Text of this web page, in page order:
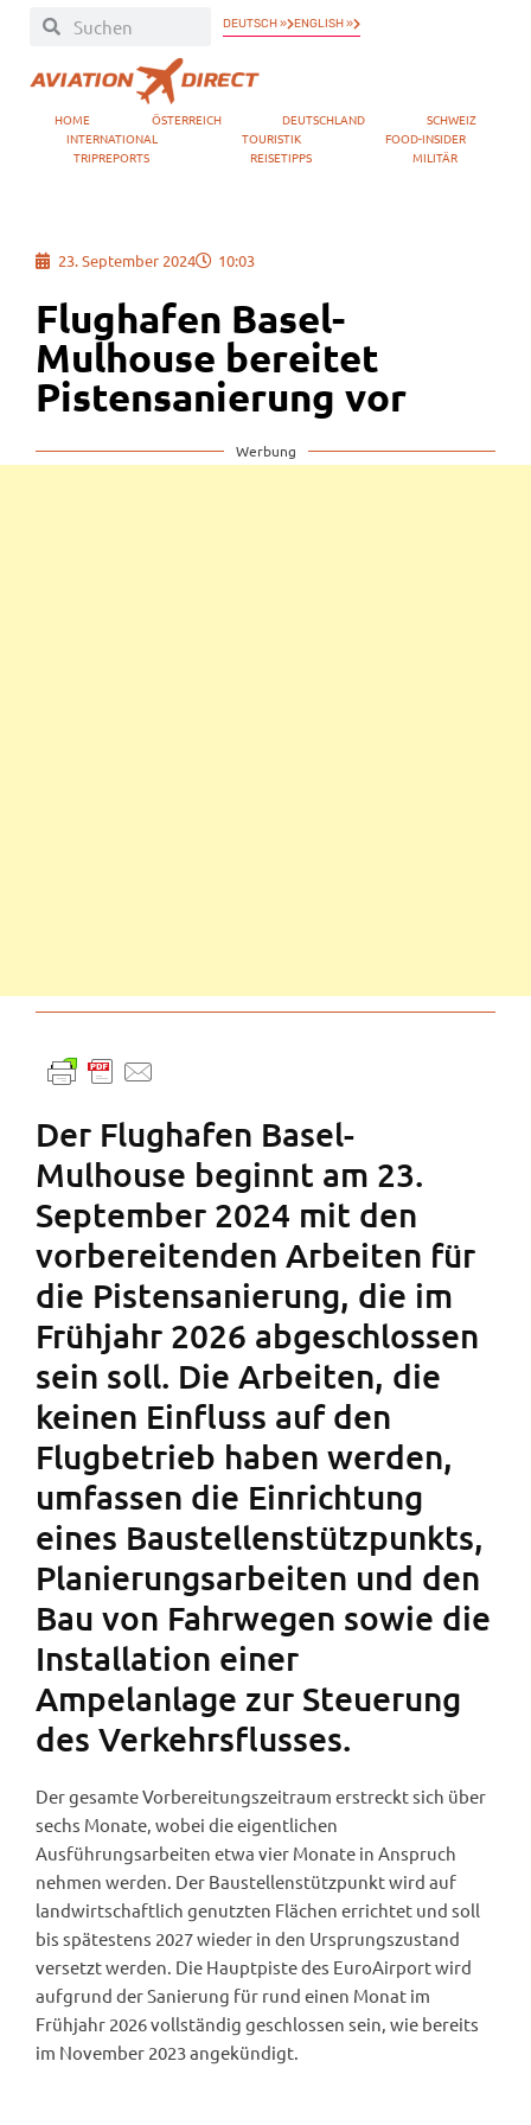
DEUTSCH » ENGLISH »
HOME ÖSTERREICH DEUTSCHLAND
SCHWEIZ
INTERNATIONAL
TOURISTIK
FOOD-INSIDER
TRIPREPORTS
REISETIPPS MILITÄR
23. September 2024 10:03
Flughafen Basel-
Mulhouse bereitet
Pistensanierung vor
Werbung
Der Flughafen Basel-
Mulhouse beginnt am 23.
September 2024 mit den
vorbereitenden Arbeiten für
die Pistensanierung, die im
Frühjahr 2026 abgeschlossen
sein soll. Die Arbeiten, die
keinen Einfluss auf den
Flugbetrieb haben werden,
umfassen die Einrichtung
eines Baustellenstützpunkts,
Planierungsarbeiten und den
Bau von Fahrwegen sowie die
Installation einer
Ampelanlage zur Steuerung
des Verkehrsflusses.
Der gesamte Vorbereitungszeitraum erstreckt sich über
sechs Monate, wobei die eigentlichen
Ausführungsarbeiten etwa vier Monate in Anspruch
nehmen werden. Der Baustellenstützpunkt wird auf
landwirtschaftlich genutzten Flächen errichtet und soll
bis spätestens 2027 wieder in den Ursprungszustand
versetzt werden. Die Hauptpiste des EuroAirport wird
aufgrund der Sanierung für rund einen Monat im
Frühjahr 2026 vollständig geschlossen sein, wie bereits
im November 2023 angekündigt.